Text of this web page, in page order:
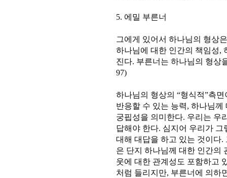
5. 에밀 부른너
그에게 있어서 하나님의 형상
하나님에 대한 인간의 책임성,
진다. 부른너는 하나님의 형상
97)
하나님의 형상의 “형식적”측
반응할 수 있는 능력, 하나님
궁핍성을 의미한다. 우리는 우
답해야 한다. 심지어 우리가
대해 대답을 하고 있는 것이다
은 단지 하나님께 대한 인간의
웃에 대한 관계성도 포함하고
처럼 들리지만, 부른너에 의하